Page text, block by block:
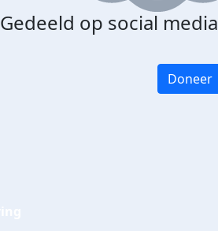
Gedeeld op social media
Doneer